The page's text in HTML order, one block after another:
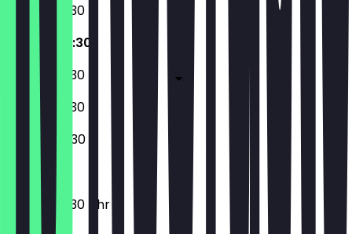
06:30 - 20:30
06:30 - 20:30
06:30 - 20:30
07:30 - 20:30
08:00 - 20:30
06:30 - 20:30 Uhr